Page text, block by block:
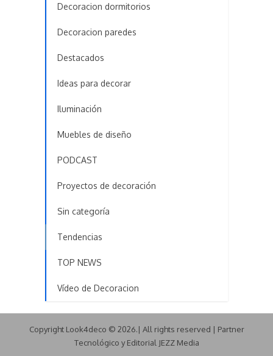
Decoracion dormitorios
Decoracion paredes
Destacados
Ideas para decorar
Iluminación
Muebles de diseño
PODCAST
Proyectos de decoración
Sin categoría
Tendencias
TOP NEWS
Vídeo de Decoracion
Copyright Look4deco © 2026.| All rights reserved | Partner
Tecnológico y Editorial JEZZ Media